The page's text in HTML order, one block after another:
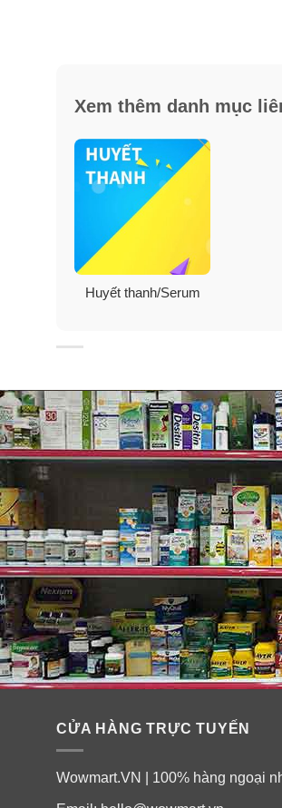
Thành phần chính: Tinh chất bột
Cách sử dụng:
Thoa thuốc lên vùng da mụn
ngày cho đến khi hết mụn hoặc
Xem thêm danh mục
Huyết thanh/Serum
CỬA HÀNG TRỰC TUYẾN
Wowmart.VN | 100% hàng ngoại